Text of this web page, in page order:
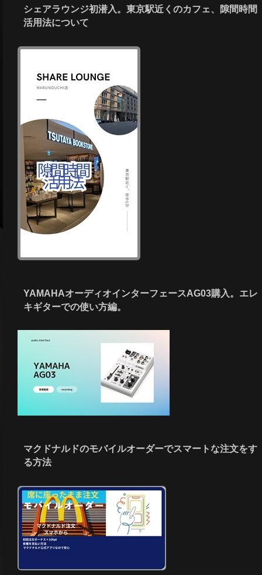
シェアラウンジ初潜入。東京駅近くのカフェ、隙間時間
活用法について
YAMAHAオーディオインターフェースAG03購入。エレ
キギターでの使い方編。
マクドナルドのモバイルオーダーでスマートな注文をす
る方法